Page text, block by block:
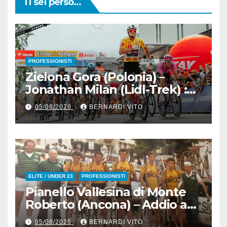
PROFESSIONISTI
Zielona Gora (Polonia) –
Jonathan Milan (Lidl-Trek) :
Vince la terza tappa di
seguito e in maglia gialla
all’83° Giro di Polonia
05/08/2026 BERNARDI VITO
ELITE / UNDER 23 PROFESSIONISTI
Pianello Vallesina di Monte
Roberto (Ancona) – Addio ad
Alderino Bartoloni, Direttore
05/08/2026 BERNARDI VITO